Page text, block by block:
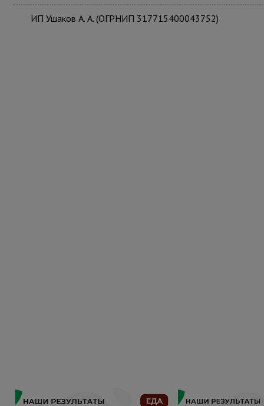
ИП Ушаков А. А. (ОГРНИП 317715400043752)